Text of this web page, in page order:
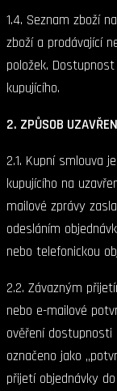
1.4. Seznam zboží
zboží a prodávající
položek.
kupujícího.
2. ZPŮSOB
2.1. Kupní smlouva
kupujícího na
mailové zprávy
odesláním
nebo telefonickou
2.2. Závazným
nebo e-mailové
ověření
označeno jako
přijetí objednávky